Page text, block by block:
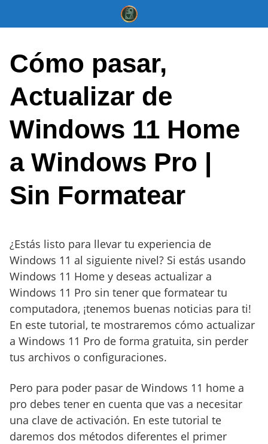
Cómo pasar,
Actualizar de
Windows 11 Home
a Windows Pro |
Sin Formatear
¿Estás listo para llevar tu experiencia de
Windows 11 al siguiente nivel? Si estás usando
Windows 11 Home y deseas actualizar a
Windows 11 Pro sin tener que formatear tu
computadora, ¡tenemos buenas noticias para ti!
En este tutorial, te mostraremos cómo actualizar
a Windows 11 Pro de forma gratuita, sin perder
tus archivos o configuraciones.
Pero para poder pasar de Windows 11 home a
pro debes tener en cuenta que vas a necesitar
una clave de activación. En este tutorial te
daremos dos métodos diferentes el primer